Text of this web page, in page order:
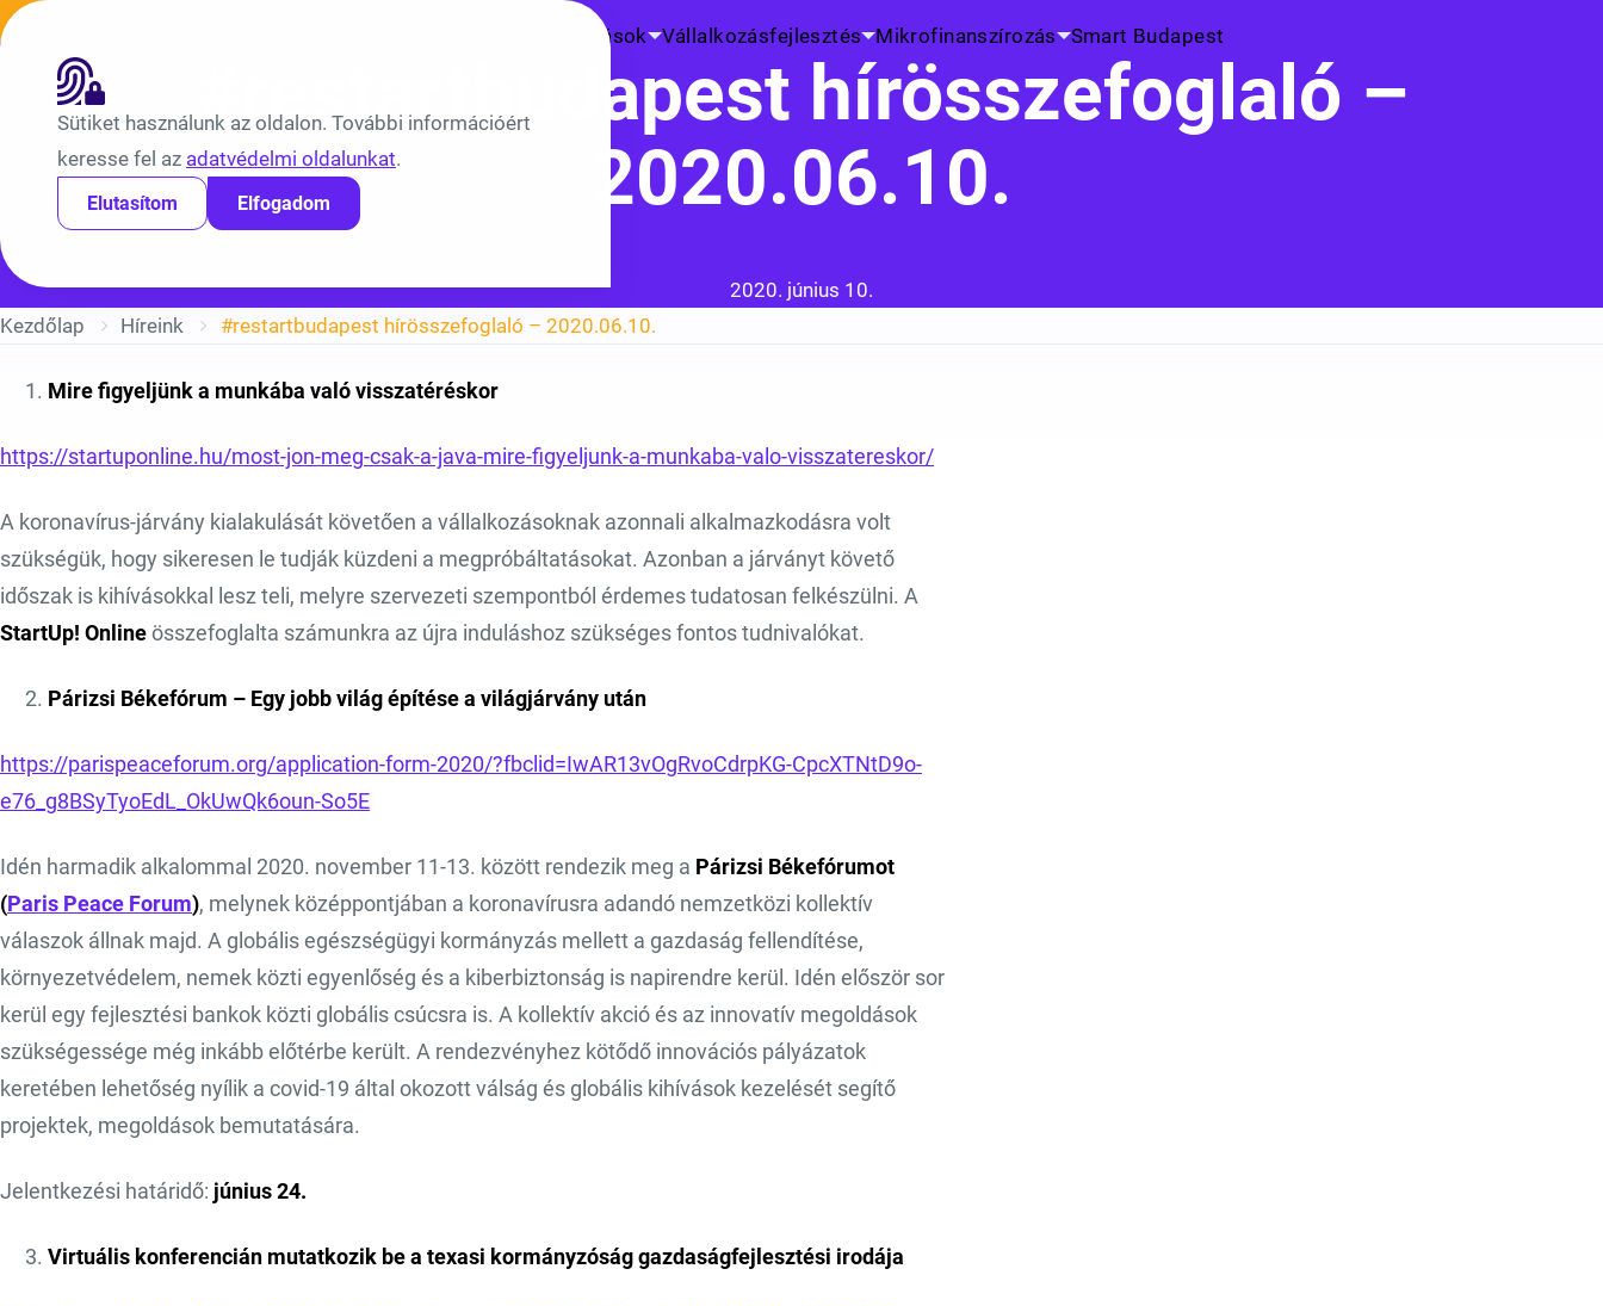
Sütiket használunk az oldalon. További információért
keresse fel az adatvédelmi oldalunkat.
Elutasítom Elfogadom
Kutatások Vállalkozásfejlesztés Mikrofinanszírozás Smart Budapest
#restartbudapest hírösszefoglaló –
2020.06.10.
Közzétéve:
2020. június 10.
Kezdőlap
Híreink #restartbudapest hírösszefoglaló – 2020.06.10.
Mire figyeljünk a munkába való visszatéréskor
https://startuponline.hu/most-jon-meg-csak-a-java-mire-figyeljunk-a-munkaba-valo-visszatereskor/
A koronavírus-járvány kialakulását követően a vállalkozásoknak azonnali alkalmazkodásra volt
szükségük, hogy sikeresen le tudják küzdeni a megpróbáltatásokat. Azonban a járványt követő
időszak is kihívásokkal lesz teli, melyre szervezeti szempontból érdemes tudatosan felkészülni. A
StartUp! Online összefoglalta számunkra az újra induláshoz szükséges fontos tudnivalókat.
Párizsi Békefórum – Egy jobb világ építése a világjárvány után
https://parispeaceforum.org/application-form-2020/?fbclid=IwAR13vOgRvoCdrpKG-CpcXTNtD9o-
e76_g8BSyTyoEdL_OkUwQk6oun-So5E
Idén harmadik alkalommal 2020. november 11-13. között rendezik meg a Párizsi Békefórumot
(Paris Peace Forum), melynek középpontjában a koronavírusra adandó nemzetközi kollektív
válaszok állnak majd. A globális egészségügyi kormányzás mellett a gazdaság fellendítése,
környezetvédelem, nemek közti egyenlőség és a kiberbiztonság is napirendre kerül. Idén először sor
kerül egy fejlesztési bankok közti globális csúcsra is. A kollektív akció és az innovatív megoldások
szükségessége még inkább előtérbe került. A rendezvényhez kötődő innovációs pályázatok
keretében lehetőség nyílik a covid-19 által okozott válság és globális kihívások kezelését segítő
projektek, megoldások bemutatására.
Jelentkezési határidő: június 24.
Virtuális konferencián mutatkozik be a texasi kormányzóság gazdaságfejlesztési irodája